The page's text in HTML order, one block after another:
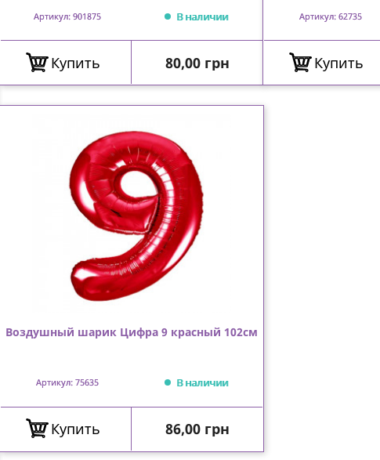
Артикул: 901875 В наличии
Купить Цена
80,00 грн
Артикул: 62735
Купить
Воздушный шарик Цифра 9 красный 102см
Артикул: 75635 В наличии
Купить Цена
86,00 грн